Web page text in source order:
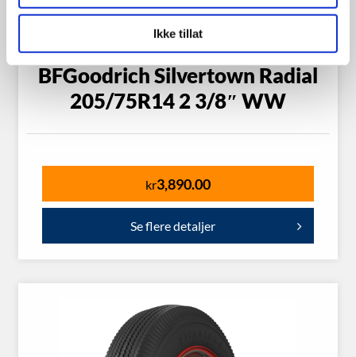
Ikke tillat
BFGoodrich Silvertown Radial
205/75R14 2 3/8″ WW
kr3,890.00
Se flere detaljer